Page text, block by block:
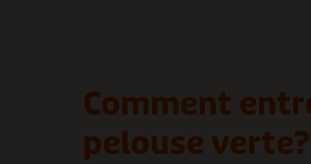
Comment
pelouse verte?